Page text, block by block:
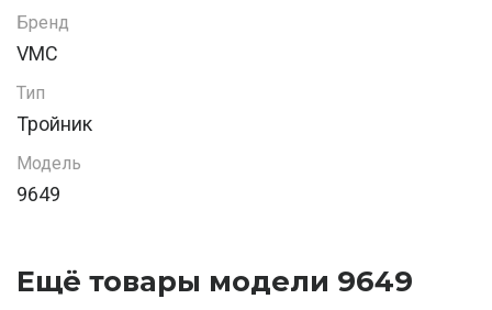
Бренд
VMC
Тип
Тройник
Модель
9649
Ещё товары модели 9649